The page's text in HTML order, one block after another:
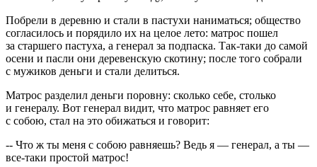
Побрели в деревню и стали в пастухи наниматься; общество
согласилось и порядило их на целое лето: матрос пошел
за старшего пастуха, а генерал за подпаска. Так-таки до самой
осени и пасли они деревенскую скотину; после того собрали
с мужиков деньги и стали делиться.
Матрос разделил деньги поровну: сколько себе, столько
и генералу. Вот генерал видит, что матрос равняет его
с собою, стал на это обижаться и говорит:
-- Что ж ты меня с собою равняешь? Ведь я — генерал, а ты —
все-таки простой матрос!